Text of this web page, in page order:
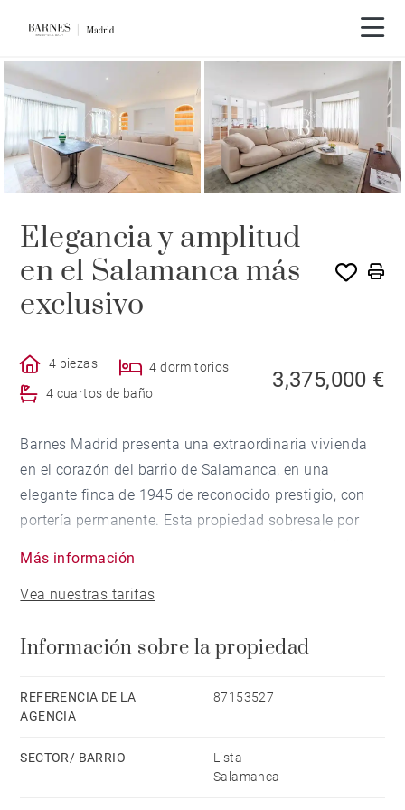
Recorrido en vídeo
Elegancia y amplitud
en el Salamanca más
exclusivo
4 piezas
4 dormitorios
4 cuartos de baño
3,375,000 €
Barnes Madrid presenta una extraordinaria vivienda
en el corazón del barrio de Salamanca, en una
elegante finca de 1945 de reconocido prestigio, con
portería permanente. Esta propiedad sobresale por
disfrutar desde el primer día.
La zona de día invita a la vida en común: un luminoso
espléndida cocina independiente con comedor propio
—perfecta para uso familiar o para recibir—, y una
versátil sala polivalente adaptable como habitación
adicional o sala de TV, con baño completo incluido.
Más información
Vea nuestras tarifas
Información sobre la propiedad
REFERENCIA DE LA
AGENCIA
87153527
SECTOR/ BARRIO
Lista
Salamanca